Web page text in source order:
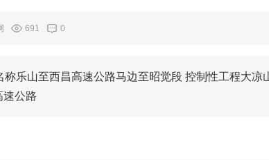
691 0
称乐山至西昌高速公路马边至昭觉段 控制性工程大凉
速公路